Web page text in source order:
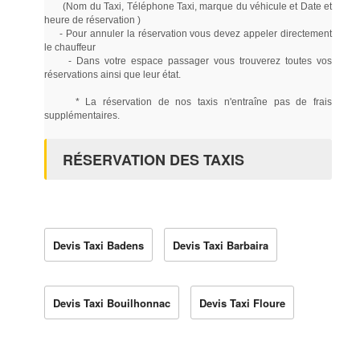
(Nom du Taxi, Téléphone Taxi, marque du véhicule et Date et
heure de réservation )
- Pour annuler la réservation vous devez appeler directement
le chauffeur
- Dans votre espace passager vous trouverez toutes vos
réservations ainsi que leur état.
* La réservation de nos taxis n'entraîne pas de frais
supplémentaires.
RÉSERVATION DES TAXIS
Devis Taxi Badens Devis Taxi Barbaira
Devis Taxi Bouilhonnac Devis Taxi Floure